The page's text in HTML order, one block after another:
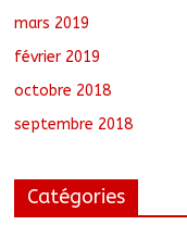
mars 2019
février 2019
octobre 2018
septembre 2018
Catégories